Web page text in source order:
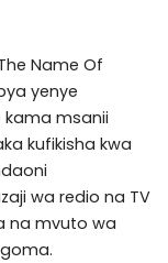
Name Of
yenye
kama msanii
kufikisha kwa
wa redio na TV
na mvuto wa